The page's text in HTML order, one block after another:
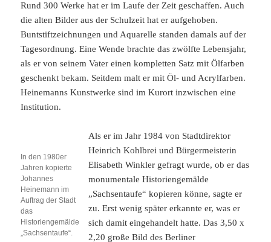
Rund 300 Werke hat er im Laufe der Zeit geschaffen. Auch
die alten Bilder aus der Schulzeit hat er aufgehoben.
Buntstiftzeichnungen und Aquarelle standen damals auf der
Tagesordnung. Eine Wende brachte das zwölfte Lebensjahr,
als er von seinem Vater einen kompletten Satz mit Ölfarben
geschenkt bekam. Seitdem malt er mit Öl- und Acrylfarben.
Heinemanns Kunstwerke sind im Kurort inzwischen eine
Institution.
In den 1980er
Jahren kopierte
Johannes
Heinemann im
Auftrag der Stadt
das
Historiengemälde
„Sachsentaufe“.
Als er im Jahr 1984 von Stadtdirektor
Heinrich Kohlbrei und Bürgermeisterin
Elisabeth Winkler gefragt wurde, ob er das
monumentale Historiengemälde
„Sachsentaufe“ kopieren könne, sagte er
zu. Erst wenig später erkannte er, was er
sich damit eingehandelt hatte. Das 3,50 x
2,20 große Bild des Berliner